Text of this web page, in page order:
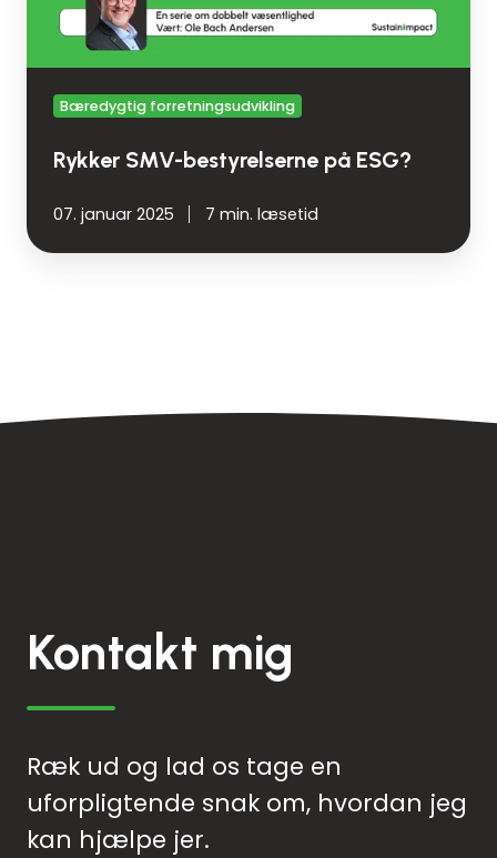
Bæredygtig forretningsudvikling
Rykker SMV-bestyrelserne på ESG?
07. januar 2025 7 min. læsetid
Kontakt mig
Ræk ud og lad os tage en
uforpligtende snak om, hvordan jeg
kan hjælpe jer.